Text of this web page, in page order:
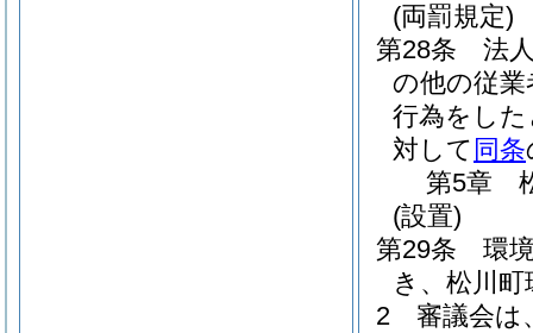
(両罰規定)
第28条
法
の他の従
行為をし
対して 同条
第5章
(設置)
第29条
環
き、松川
2
審議会は